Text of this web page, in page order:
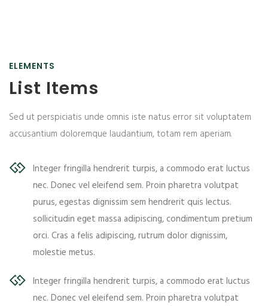
ELEMENTS
List Items
Sed ut perspiciatis unde omnis iste natus error sit voluptatem
accusantium doloremque laudantium, totam rem aperiam.
Integer fringilla hendrerit turpis, a commodo erat luctus
nec. Donec vel eleifend sem. Proin pharetra volutpat
purus, egestas dignissim sem hendrerit quis lectus.
sollicitudin eget massa adipiscing, condimentum pretium
orci. Cras a felis adipiscing, rutrum dolor dignissim,
molestie metus.
Integer fringilla hendrerit turpis, a commodo erat luctus
nec. Donec vel eleifend sem. Proin pharetra volutpat